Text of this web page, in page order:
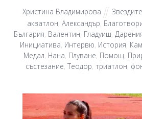
Христина Владимирова
акватлон Александър
България Валентин Гладуиш
Инициатива Интервю История
Медал Нана Плуване Помощ
състезание Теодор триатлон